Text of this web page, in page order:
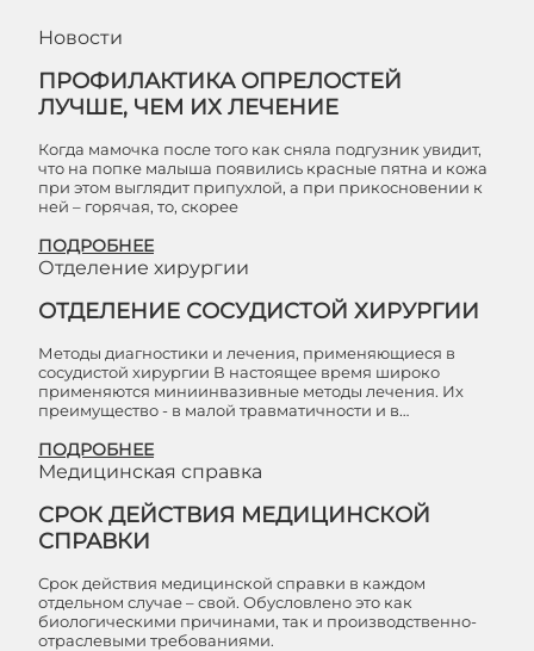
Новости
ПРОФИЛАКТИКА ОПРЕЛОСТЕЙ
ЛУЧШЕ, ЧЕМ ИХ ЛЕЧЕНИЕ
Когда мамочка после того как сняла подгузник увидит,
что на попке малыша появились красные пятна и кожа
при этом выглядит припухлой, а при прикосновении к
ней – горячая, то, скорее
ПОДРОБНЕЕ
Отделение хирургии
ОТДЕЛЕНИЕ СОСУДИСТОЙ ХИРУРГИИ
Методы диагностики и лечения, применяющиеся в
сосудистой хирургии В настоящее время широко
применяются миниинвазивные методы лечения. Их
преимущество - в малой травматичности и в…
ПОДРОБНЕЕ
Медицинская справка
СРОК ДЕЙСТВИЯ МЕДИЦИНСКОЙ
СПРАВКИ
Срок действия медицинской справки в каждом
отдельном случае – свой. Обусловлено это как
биологическими причинами, так и производственно-
отраслевыми требованиями.